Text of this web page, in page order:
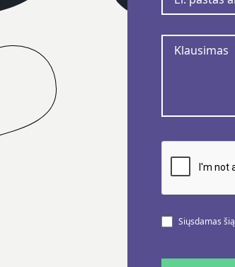
Siųsdamas